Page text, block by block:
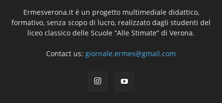
Ermesverona.it è un progetto multimediale didattico,
formativo, senza scopo di lucro, realizzato dagli studenti del
liceo classico delle Scuole “Alle Stimate” di Verona.
Contact us: giornale.ermes@gmail.com